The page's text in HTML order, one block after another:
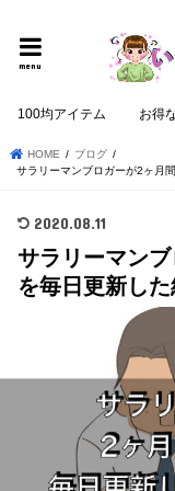
menu
100均アイテム お得
HOME
ブログ
サラリーマンブロガーが2ヶ月
2020.08.11
サラリーマン
を毎日更新し